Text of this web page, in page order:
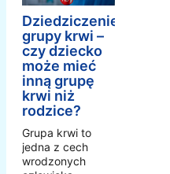
Dziedziczenie
grupy krwi –
czy dziecko
może mieć
inną grupę
krwi niż
rodzice?
Grupa krwi to
jedna z cech
wrodzonych